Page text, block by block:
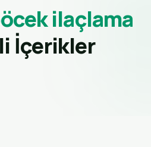
ilaçlama
İçerikler